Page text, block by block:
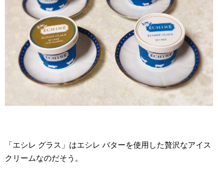
「エシレ グラス」はエシレ バターを使用した贅沢なアイス
クリームなのだそう。